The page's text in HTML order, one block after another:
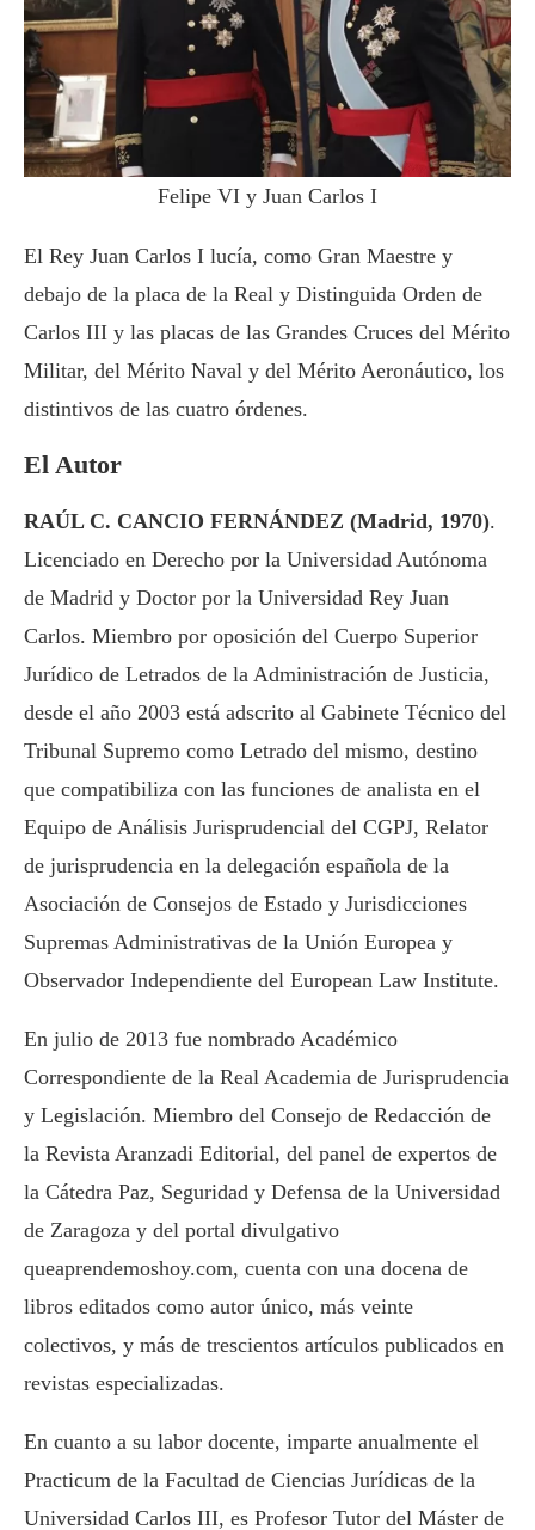
Felipe VI y Juan Carlos I
El Rey Juan Carlos I lucía, como Gran Maestre y
debajo de la placa de la Real y Distinguida Orden de
Carlos III y las placas de las Grandes Cruces del Mérito
Militar, del Mérito Naval y del Mérito Aeronáutico, los
distintivos de las cuatro órdenes.
El Autor
RAÚL C. CANCIO FERNÁNDEZ (Madrid, 1970).
Licenciado en Derecho por la Universidad Autónoma
de Madrid y Doctor por la Universidad Rey Juan
Carlos. Miembro por oposición del Cuerpo Superior
Jurídico de Letrados de la Administración de Justicia,
desde el año 2003 está adscrito al Gabinete Técnico del
Tribunal Supremo como Letrado del mismo, destino
que compatibiliza con las funciones de analista en el
Equipo de Análisis Jurisprudencial del CGPJ, Relator
de jurisprudencia en la delegación española de la
Asociación de Consejos de Estado y Jurisdicciones
Supremas Administrativas de la Unión Europea y
Observador Independiente del European Law Institute.
En julio de 2013 fue nombrado Académico
Correspondiente de la Real Academia de Jurisprudencia
y Legislación. Miembro del Consejo de Redacción de
la Revista Aranzadi Editorial, del panel de expertos de
la Cátedra Paz, Seguridad y Defensa de la Universidad
de Zaragoza y del portal divulgativo
queaprendemoshoy.com, cuenta con una docena de
libros editados como autor único, más veinte
colectivos, y más de trescientos artículos publicados en
revistas especializadas.
En cuanto a su labor docente, imparte anualmente el
Practicum de la Facultad de Ciencias Jurídicas de la
Universidad Carlos III, es Profesor Tutor del Máster de